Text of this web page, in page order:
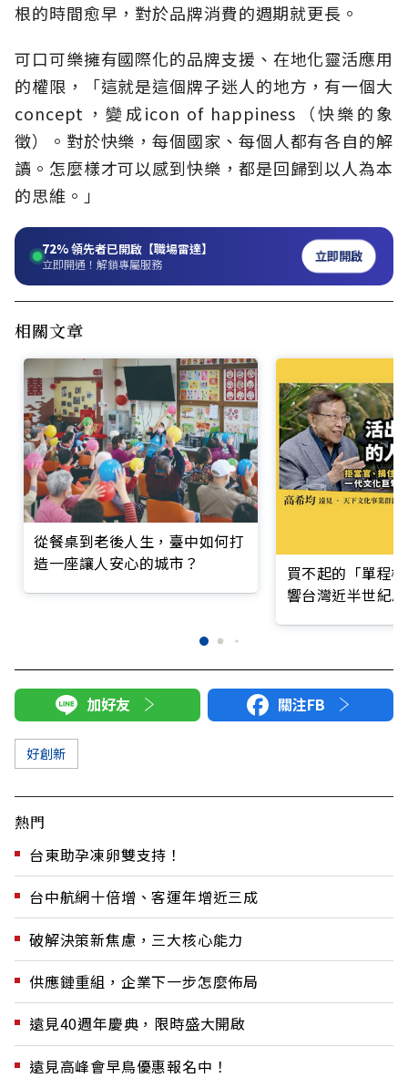
根的時間愈早，對於品牌消費的週期就更長。
可口可樂擁有國際化的品牌支援、在地化靈活應用
的權限，「這就是這個牌子迷人的地方，有一個大
concept，變成icon of happiness（快樂的象
徵）。對於快樂，每個國家、每個人都有各自的解
讀。怎麼樣才可以感到快樂，都是回歸到以人為本
的思維。」
72%領先者已開啟【職場雷達】
立即開通！解鎖專屬服務 立即開啟
相關文章
從餐桌到老後人生，臺中如何打
造一座讓人安心的城市？
買不起的「單程
響台灣近半世紀
加好友 關注FB
好創新
熱門
台東助孕凍卵雙支持！
台中航網十倍增、客運年增近三成
破解決策新焦慮，三大核心能力
供應鏈重組，企業下一步怎麼佈局
遠見40週年慶典，限時盛大開啟
遠見高峰會早鳥優惠報名中！